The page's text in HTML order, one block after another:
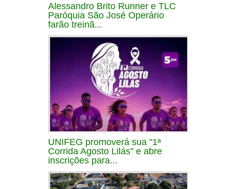
Alessandro Brito Runner e TLC
Paróquia São José Operário
farão treinã...
UNIFEG promoverá sua "1ª
Corrida Agosto Lilás" e abre
inscrições para...